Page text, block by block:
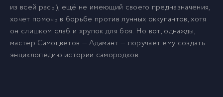
из всей расы), ещё не имеющий своего предназначения,
хочет помочь в борьбе против лунных оккупантов, хотя
он слишком слаб и хрупок для боя. Но вот, однажды,
мастер Самоцветов — Адамант — поручает ему создать
энциклопедию истории самородков.